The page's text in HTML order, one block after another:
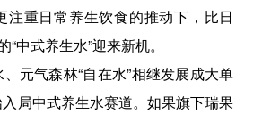
注重日常养生饮食的推动下，比日
“中式养生水”迎来新机。
元气森林“自在水”相继发展成大单
局中式养生水赛道。如果旗下瑞果